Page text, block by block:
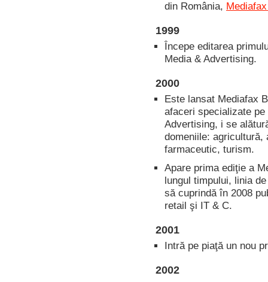
din România,
1999
Începe editarea
Media & Advertising.
2000
Este lansat Mediafax
afaceri specializate
Advertising, i se
domeniile: agricultură,
farmaceutic, turism.
Apare prima ediţie a
lungul timpului, linia
să cuprindă în 2008
retail şi IT & C.
2001
Intră pe piaţă un nou
2002